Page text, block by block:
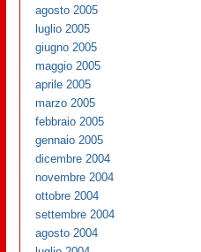
agosto 2005
luglio 2005
giugno 2005
maggio 2005
aprile 2005
marzo 2005
febbraio 2005
gennaio 2005
dicembre 2004
novembre 2004
ottobre 2004
settembre 2004
agosto 2004